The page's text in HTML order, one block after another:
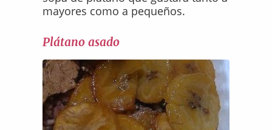
mayores como a pequeños.
Plátano asado